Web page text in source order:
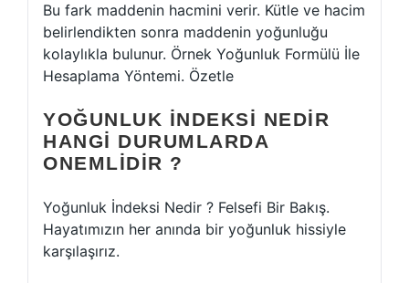
Bu fark maddenin hacmini verir. Kütle ve hacim
belirlendikten sonra maddenin yoğunluğu
kolaylıkla bulunur. Örnek Yoğunluk Formülü İle
Hesaplama Yöntemi. Özetle
YOĞUNLUK INDEKSI NEDIR
HANGI DURUMLARDA
ONEMLIDIR ?
Yoğunluk İndeksi Nedir ? Felsefi Bir Bakış.
Hayatımızın her anında bir yoğunluk hissiyle
karşılaşırız.